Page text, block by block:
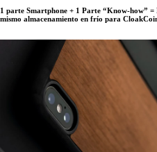
1 parte Smartphone + 1 Parte “Know-how”
mismo almacenamiento en frío para